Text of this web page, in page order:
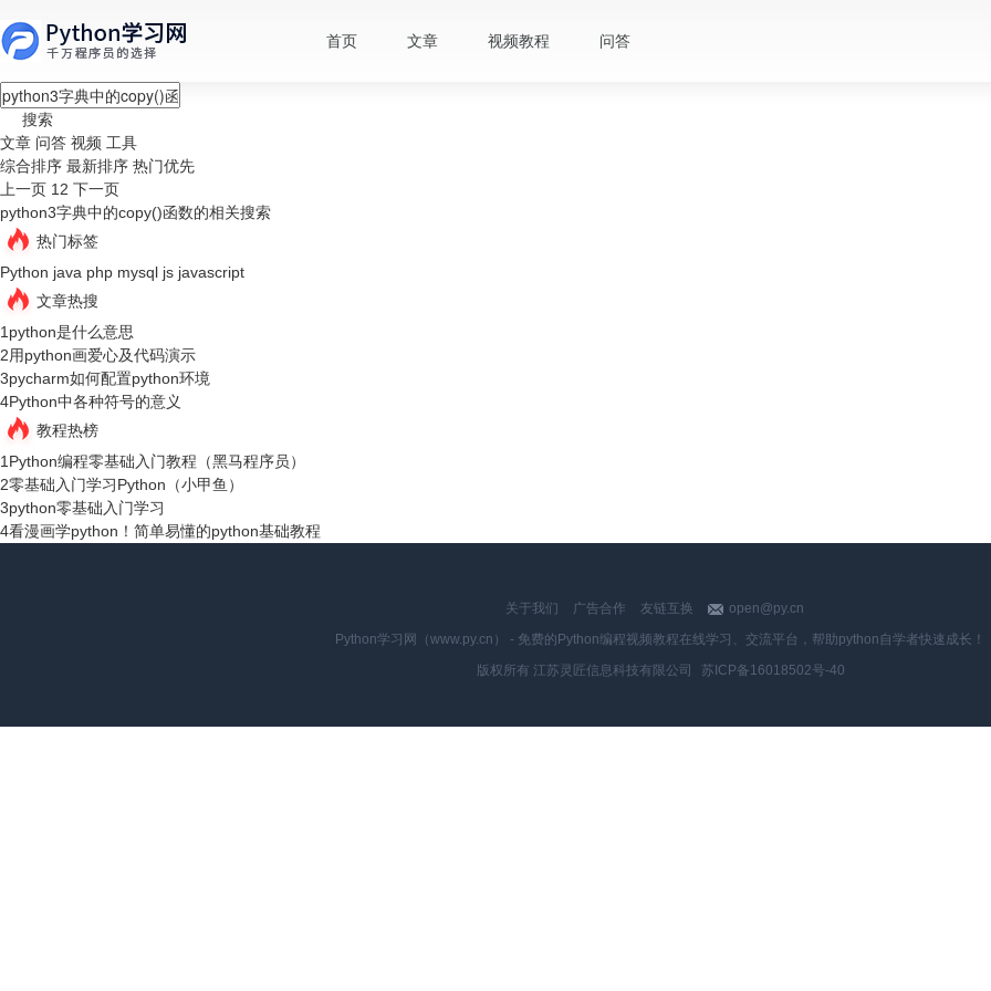
首页 文章 视频教程 问答
搜索
文章 问答 视频 工具
综合排序 最新排序 热门优先
上一页 12 下一页
python3字典中的copy()函数的相关搜索
热门标签
Python java php mysql js javascript
文章热搜
1python是什么意思
2用python画爱心及代码演示
3pycharm如何配置python环境
4Python中各种符号的意义
教程热榜
1Python编程零基础入门教程（黑马程序员）
2零基础入门学习Python（小甲鱼）
3python零基础入门学习
4看漫画学python！简单易懂的python基础教程
关于我们 广告合作 友链互换
open@py.cn
Python学习网（www.py.cn） - 免费的Python编程视频教程在线学习、交流平台，帮助python自学者快速成长！
版权所有 江苏灵匠信息科技有限公司
苏ICP备16018502号-40